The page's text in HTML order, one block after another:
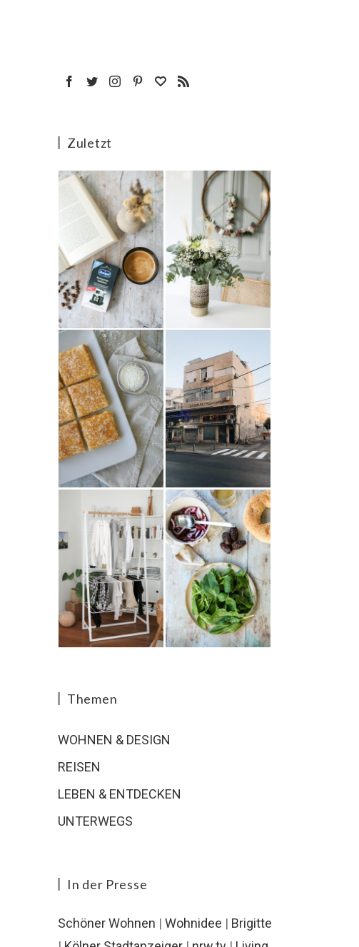
Zuletzt
Themen
WOHNEN & DESIGN
REISEN
LEBEN & ENTDECKEN
UNTERWEGS
In der Presse
Schöner Wohnen | Wohnidee | Brigitte